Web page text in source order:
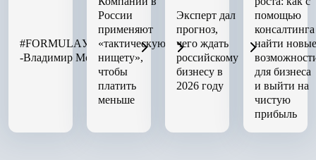
#FORMULAУСПЕХА
-Владимир Моженков
России
применяют
«тактическую
нищету»,
чтобы
платить
меньше
Эксперт дал
прогноз,
чего ждать
российскому
бизнесу в
2026 году
помощью
консалтинга
найти новые
для бизнеса
и выйти на
чистую
прибыль